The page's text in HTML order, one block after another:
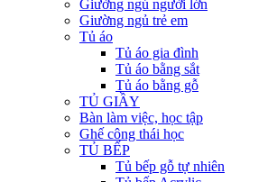
Giường ngủ người lớn
Giường ngủ trẻ em
Tủ áo
Tủ áo gia đình
Tủ áo bằng sắt
Tủ áo bằng gỗ
TỦ GIẦY
Bàn làm việc, học tập
Ghế công thái học
TỦ BẾP
Tủ bếp gỗ tự nhiên